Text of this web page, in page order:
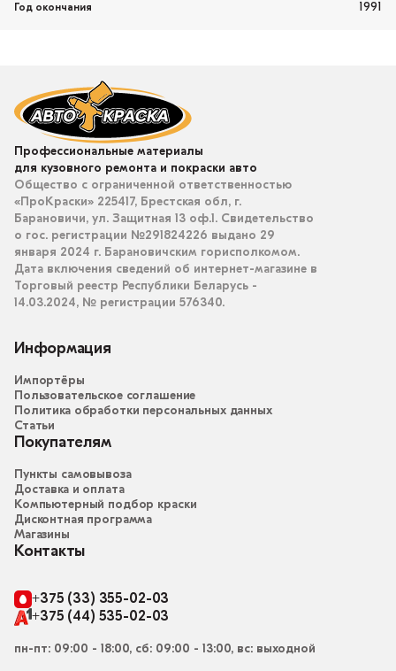
Год окончания 1991
Профессиональные материалы
для кузовного ремонта и покраски авто
Общество с ограниченной ответственностью
«ПроКраски» 225417, Брестская обл, г.
Барановичи, ул. Защитная 13 оф.1. Свидетельство
о гос. регистрации №291824226 выдано 29
января 2024 г. Барановичским горисполкомом.
Дата включения сведений об интернет-магазине в
Торговый реестр Республики Беларусь -
14.03.2024, № регистрации 576340.
Информация
Импортёры
Пользовательское соглашение
Политика обработки персональных данных
Статьи
Покупателям
Пункты самовывоза
Доставка и оплата
Компьютерный подбор краски
Дисконтная программа
Магазины
Контакты
+375 (33) 355-02-03
+375 (44) 535-02-03
пн-пт: 09:00 - 18:00, сб: 09:00 - 13:00, вс: выходной